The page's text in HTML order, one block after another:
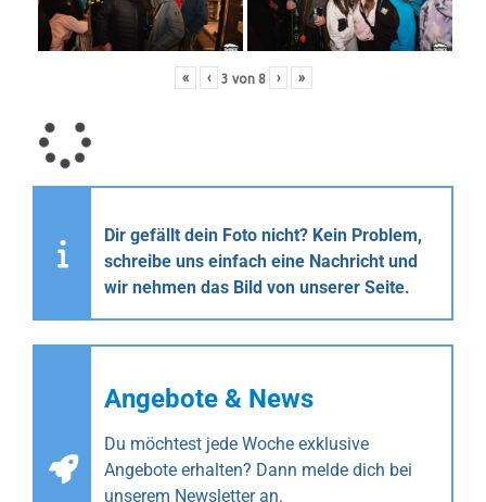
« ‹ 3 von 8 › »
Dir gefällt dein Foto nicht? Kein Problem,
schreibe uns einfach eine Nachricht und
wir nehmen das Bild von unserer Seite.
Angebote & News
Du möchtest jede Woche exklusive
Angebote erhalten? Dann melde dich bei
unserem Newsletter an.